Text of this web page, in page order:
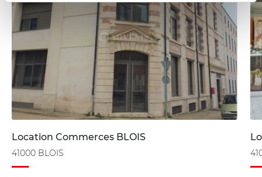
Location Commerces BLOIS
41000 BLOIS